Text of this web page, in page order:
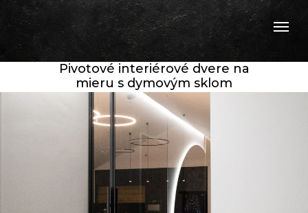
Pivotové interiérové dvere na
mieru s dymovým sklom